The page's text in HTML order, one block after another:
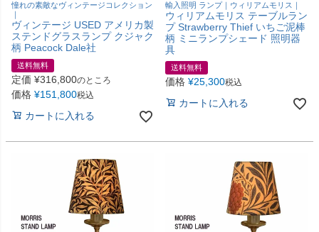
憧れの素敵なヴィンテージコレクション
ヴィンテージ USED アメリカ製
ステンドグラスランプ クジャク
柄 Peacock Dale社
送料無料
定価 ¥316,800のところ
価格 ¥151,800税込
カートに入れる
輸入照明 ランプ｜ウィリアムモリス｜
ウィリアムモリス テーブルラン
プ Strawberry Thief いちご泥棒
柄 ミニランプシェード 照明器
具
送料無料
価格 ¥25,300税込
カートに入れる